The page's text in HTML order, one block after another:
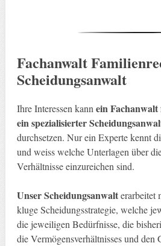
Fachanwalt
Scheidungsanwalt
Ihre Interessen kannein
ein spezialisierter
durchsetzen. Nur ein Experte kennt
und weiss welche Unterlagen über
Verhältnisse einzureichen sind.
Unser Scheidungsanwalterarbeitet
kluge Scheidungsstrategie, welche
die jeweiligen Bedürfnisse, die
die Vermögensverhältnisses und den